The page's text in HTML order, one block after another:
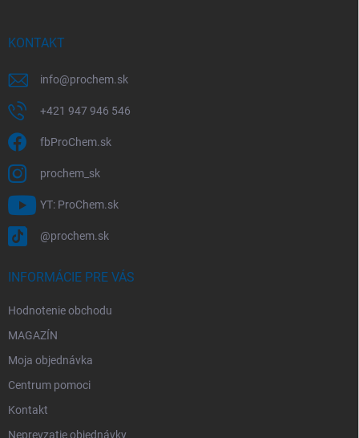
KONTAKT
info@prochem.sk
+421 947 946 546
fbProChem.sk
prochem_sk
YT: ProChem.sk
@prochem.sk
INFORMÁCIE PRE VÁS
Hodnotenie obchodu
MAGAZÍN
Moja objednávka
Centrum pomoci
Kontakt
Neprevzatie objednávky